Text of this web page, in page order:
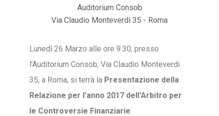
Auditorium Consob
Via Claudio Monteverdi 35 - Roma
Lunedì 26 Marzo alle ore 9.30, presso
l’Auditorium Consob, Via Claudio Monteverdi
35, a Roma, si terrà la Presentazione della
Relazione per l’anno 2017 dell’Arbitro per
le Controversie Finanziarie.